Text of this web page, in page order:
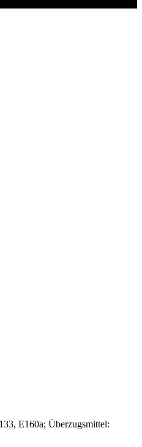
E160a; Überzugsmittel: